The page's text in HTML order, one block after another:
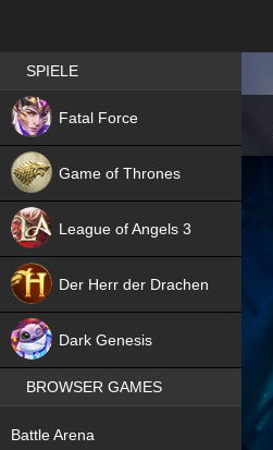
Best RPG games in Germany
SPIELE
Fatal Force
NEW
Game of Thrones
League of Angels 3
Der Herr der Drachen
Dark Genesis
BROWSER GAMES
Battle Arena